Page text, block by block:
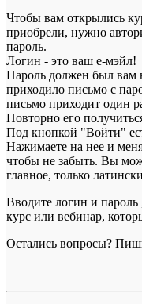
Чтобы вам открылись
приобрели, нужно
пароль.
Логин - это ваш е-мэйл!
Пароль должен был вам
приходило письмо с
письмо приходит один
Повторно его
Под кнопкой "Войти"
Нажимаете на нее и
чтобы не забыть. Вы
главное, только
Вводите логин и пароль
курс или вебинар,
Остались вопросы?